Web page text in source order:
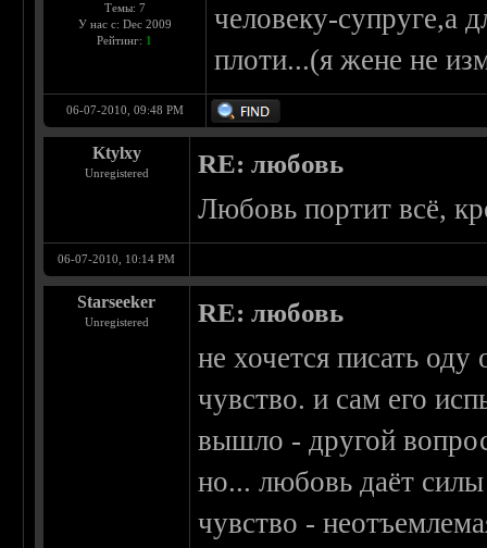
Темы: 7
У нас с: Dec 2009
Рейтинг: 1
человеку-супруге,а
плоти...(я жене не
06-07-2010, 09:48 PM
Ktylxy
Unregistered RE: любовь
Любовь портит всё,
06-07-2010, 10:14 PM
Starseeker
Unregistered RE: любовь
не хочется писать
чувство. и сам его
вышло - другой
но... любовь даёт
чувство -